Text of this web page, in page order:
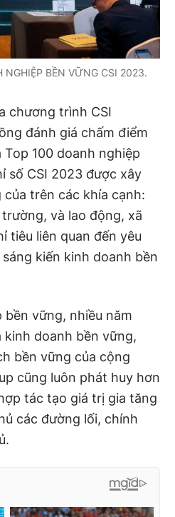
NGHIỆP BỀN VỮNG CSI 2023.
chương trình CSI
đánh giá chấm điểm
100 doanh nghiệp
số CSI 2023 được xây
trên các khía cạnh:
và lao động, xã
tiêu liên quan đến yêu
kiến kinh doanh bền
vững, nhiều năm
kinh doanh bền vững,
bền vững của cộng
cũng luôn phát huy hơn
tác tạo giá trị gia tăng
các đường lối, chính